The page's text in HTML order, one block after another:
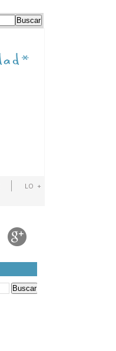
LO +